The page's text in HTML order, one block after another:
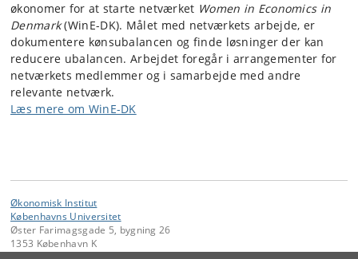
økonomer for at starte netværket Women in Economics in
Denmark(WinE-DK). Målet med netværkets arbejde, er
dokumentere kønsubalancen og finde løsninger der kan
reducere ubalancen. Arbejdet foregår i arrangementer for
netværkets medlemmer og i samarbejde med andre
relevante netværk.
Læs mere om WinE-DK
Økonomisk Institut
Københavns Universitet
Øster Farimagsgade 5, bygning 26
1353 København K